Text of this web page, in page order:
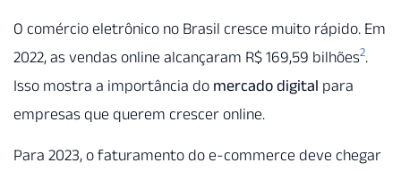
O comércio eletrônico no Brasil cresce muito rápido. Em
2022, as vendas online alcançaram R$ 169,59 bilhões2.
Isso mostra a importância do mercado digital para
empresas que querem crescer online.
Para 2023, o faturamento do e-commerce deve chegar